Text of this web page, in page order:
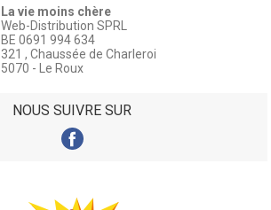
La vie moins chère
Web-Distribution SPRL
BE 0691 994 634
321 , Chaussée de Charleroi
5070 - Le Roux
NOUS SUIVRE SUR